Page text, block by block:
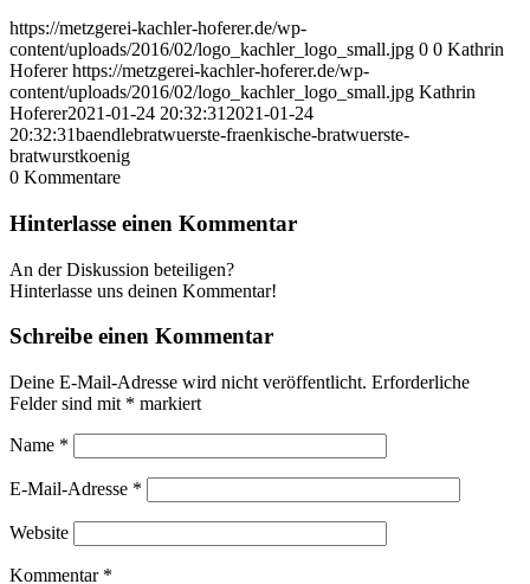
https://metzgerei-kachler-hoferer.de/wp-
content/uploads/2016/02/logo_kachler_logo_small.jpg 0 0 Kathrin
Hoferer https://metzgerei-kachler-hoferer.de/wp-
content/uploads/2016/02/logo_kachler_logo_small.jpg Kathrin
Hoferer2021-01-24 20:32:31 2021-01-24
20:32:31baendlebratwuerste-fraenkische-bratwuerste-
bratwurstkoenig
0 Kommentare
Hinterlasse einen Kommentar
An der Diskussion beteiligen?
Hinterlasse uns deinen Kommentar!
Schreibe einen Kommentar
Deine E-Mail-Adresse wird nicht veröffentlicht. Erforderliche
Felder sind mit * markiert
Name *
E-Mail-Adresse *
Website
Kommentar *